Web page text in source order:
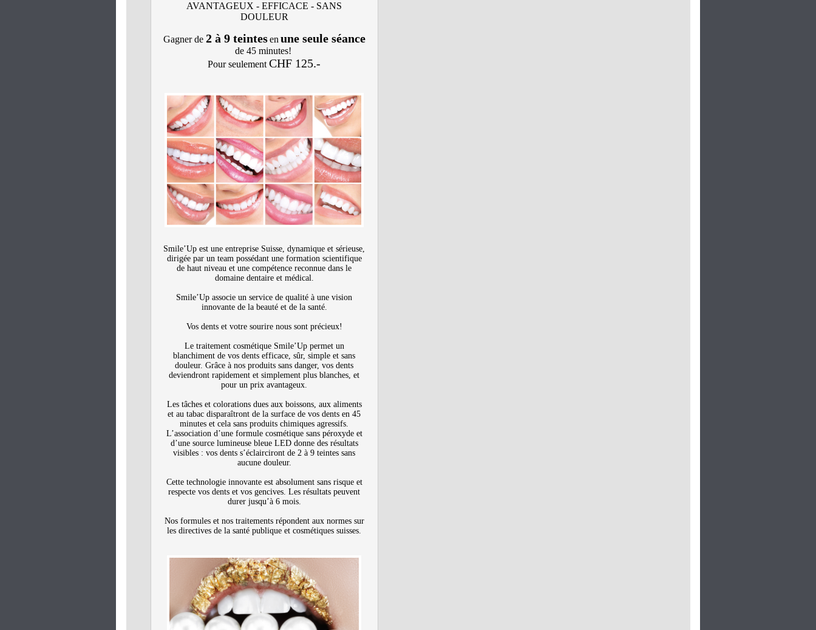
AVANTAGEUX - EFFICACE - SANS
DOULEUR
Gagner de 2 à 9 teintes en une seule séance
de 45 minutes!
Pour seulement CHF 125.-
Smile’Up est une entreprise Suisse, dynamique et sérieuse,
dirigée par un team possédant une formation scientifique
de haut niveau et une compétence reconnue dans le
domaine dentaire et médical.
Smile’Up associe un service de qualité à une vision
innovante de la beauté et de la santé.
Vos dents et votre sourire nous sont précieux!
Le traitement cosmétique Smile’Up permet un
blanchiment de vos dents efficace, sûr, simple et sans
douleur. Grâce à nos produits sans danger, vos dents
deviendront rapidement et simplement plus blanches, et
pour un prix avantageux.
Les tâches et colorations dues aux boissons, aux aliments
et au tabac disparaîtront de la surface de vos dents en 45
minutes et cela sans produits chimiques agressifs.
L’association d’une formule cosmétique sans péroxyde et
d’une source lumineuse bleue LED donne des résultats
visibles : vos dents s’éclairciront de 2 à 9 teintes sans
aucune douleur.
Cette technologie innovante est absolument sans risque et
respecte vos dents et vos gencives. Les résultats peuvent
durer jusqu’à 6 mois.
Nos formules et nos traitements répondent aux normes sur
les directives de la santé publique et cosmétiques suisses.